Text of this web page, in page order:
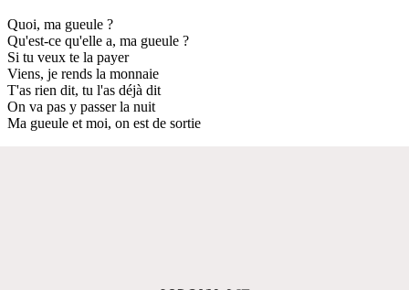
Quoi, ma gueule ?
Qu'est-ce qu'elle a, ma gueule ?
Si tu veux te la payer
Viens, je rends la monnaie
T'as rien dit, tu l'as déjà dit
On va pas y passer la nuit
Ma gueule et moi, on est de sortie